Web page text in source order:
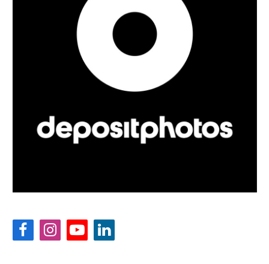
FacebookInstagramYouTubeLinkedIn